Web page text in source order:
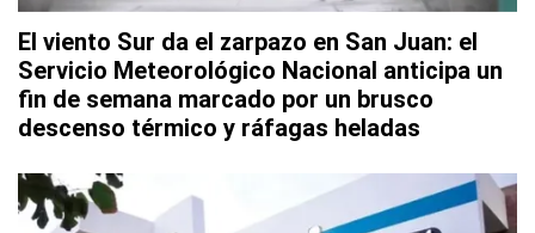
El viento Sur da el zarpazo en San Juan: el
Servicio Meteorológico Nacional anticipa un
fin de semana marcado por un brusco
descenso térmico y ráfagas heladas